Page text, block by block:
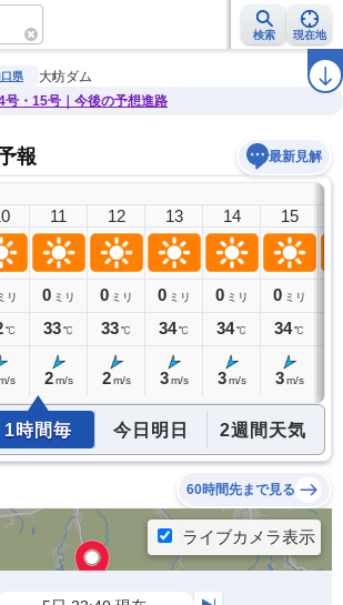
検索 現在地
情報 地震情報 ラ
県
大坊ダム
号・15号｜今後の予想進路
報 最新見解
リ
℃
s
11
0 ミリ
33℃
2 m/s
12
0 ミリ
33℃
2 m/s
13
0 ミリ
34℃
3 m/s
14
0 ミリ
34℃
3 m/s
15
0 ミリ
34℃
3 m/s
1時間毎 今日明日 2週間天気
60時間先まで見る